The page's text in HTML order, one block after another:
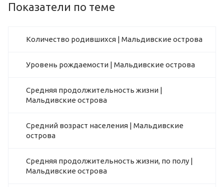
Показатели по теме
Количество родившихся | Мальдивские острова
Уровень рождаемости | Мальдивские острова
Средняя продолжительность жизни |
Мальдивские острова
Средний возраст населения | Мальдивские
острова
Средняя продолжительность жизни, по полу |
Мальдивские острова